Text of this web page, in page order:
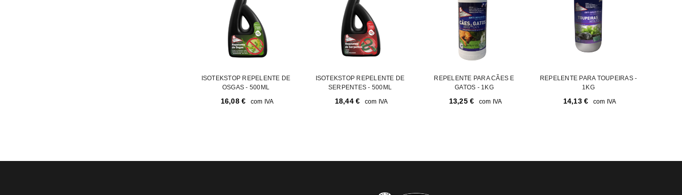
A ligação para definir uma nova senha será enviada para o seu
endereço de email.
ISOTEKSTOP REPELENTE DE
OSGAS - 500ML
16,08€ com IVA
ISOTEKSTOP REPELENTE DE
SERPENTES - 500ML
18,44€ com IVA
REPELENTE PARA CÃES E
GATOS - 1KG
13,25€ com IVA
REPELENTE PARA TOUPEIRAS -
1KG
14,13€ com IVA